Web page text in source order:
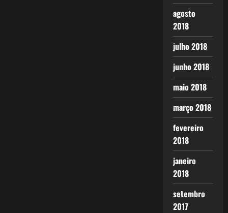
agosto
2018
julho 2018
junho 2018
maio 2018
março 2018
fevereiro
2018
janeiro
2018
setembro
2017